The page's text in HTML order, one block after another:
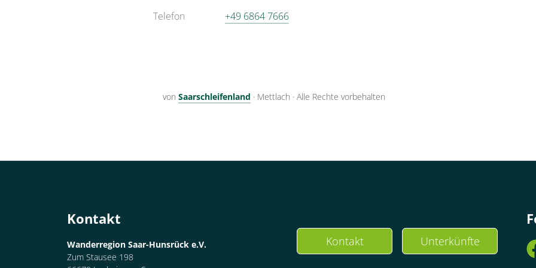
Telefon +49 6864 7666
von Saarschleifenland · Mettlach · Alle Rechte vorbehalten
Kontakt
Wanderregion Saar-Hunsrück e.V.
Zum Stausee 198
Kontakt Unterkünfte